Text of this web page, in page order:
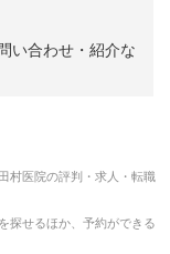
い合わせ・紹介な
村医院の評判・求人・転職
探せるほか、予約ができる